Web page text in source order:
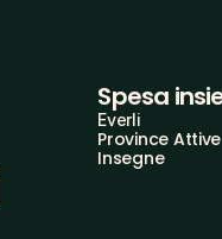
Spesa
Everli
Province Attive
Insegne